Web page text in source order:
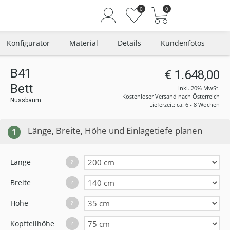
0 0
Konfigurator Material Details Kundenfotos
B41
Bett
Nussbaum
€ 1.648,00
inkl. 20% MwSt.
Kostenloser Versand nach Österreich
Lieferzeit: ca. 6 - 8 Wochen
1 Länge, Breite, Höhe und Einlagetiefe planen
Länge ?
Breite ?
Höhe ?
Kopfteilhöhe ?